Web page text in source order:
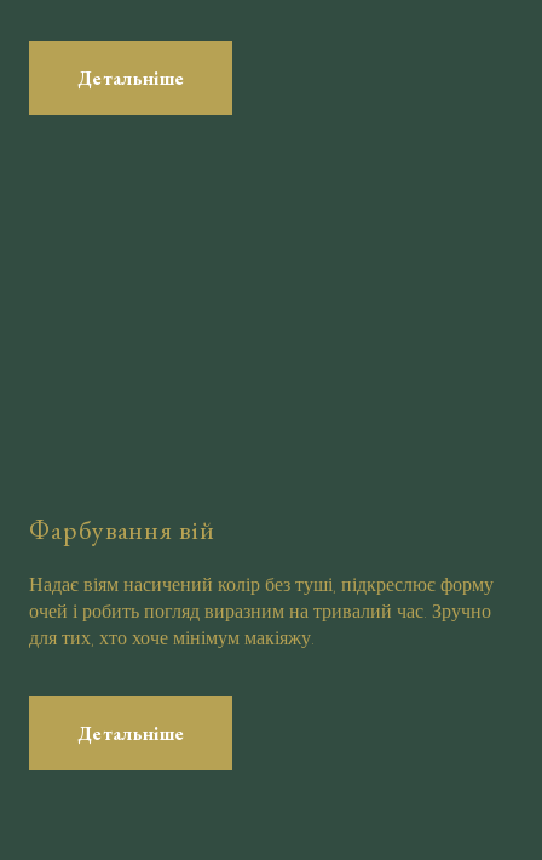
Детальніше
Фарбування вій
Надає віям насичений колір без туші, підкреслює форму
очей і робить погляд виразним на тривалий час. Зручно
для тих, хто хоче мінімум макіяжу.
Детальніше